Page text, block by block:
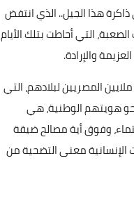
ذاكرة هذا الجيل.. الذي انتفض
التي أحاطت بتلك الأيام
المصريين لبلادهم، التي
هويتهم الوطنية، هي
وفوق أية مصالح ضيقة
الإنسانية معنى التضحية من